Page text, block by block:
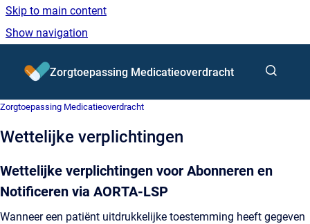
Skip to main content
Show navigation
Go to homepage
Zorgtoepassing Medicatieoverdracht
Zorgtoepassing Medicatieoverdracht
Wettelijke verplichtingen
Wettelijke verplichtingen voor Abonneren en
Notificeren via AORTA‑LSP
Wanneer een patiënt uitdrukkelijke toestemming heeft gegeven